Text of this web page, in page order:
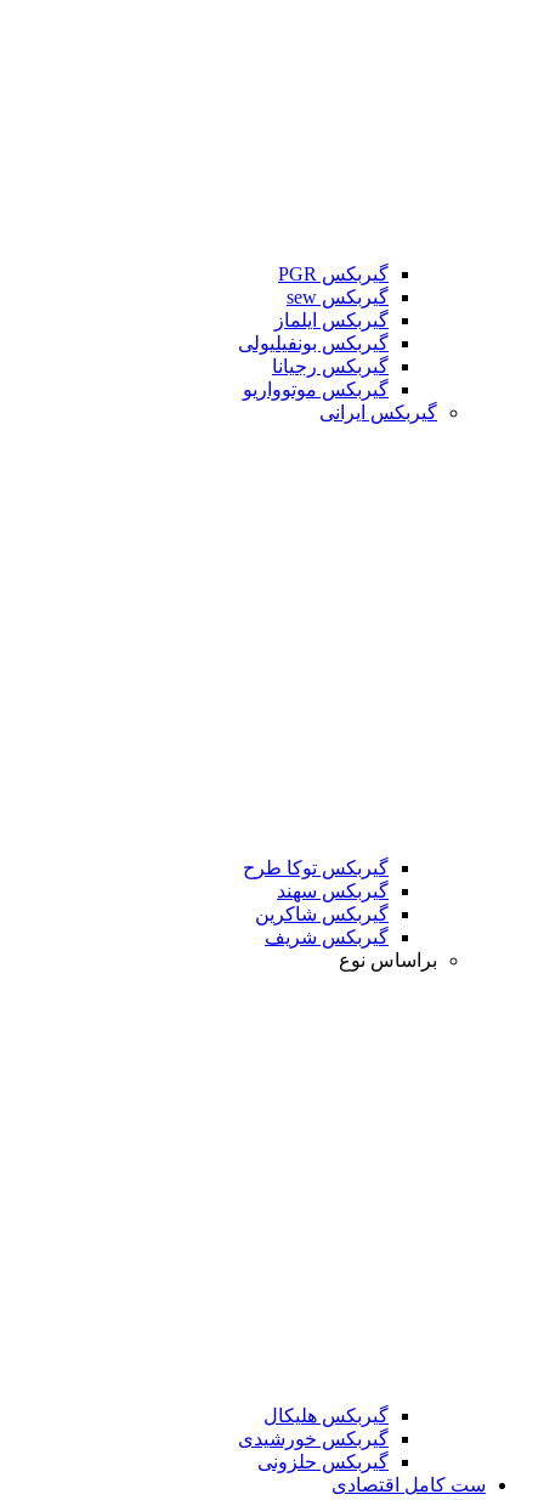
گیربکس PGR
گیربکس sew
گیربکس ایلماز
گیربکس بونفیلیولی
گیربکس رجیانا
گیربکس موتوواریو
گیربکس ایرانی
گیربکس توکا طرح
گیربکس سهند
گیربکس شاکرین
گیربکس شریف
براساس نوع
گیربکس هلیکال
گیربکس خورشیدی
گیربکس حلزونی
ست کامل اقتصادی